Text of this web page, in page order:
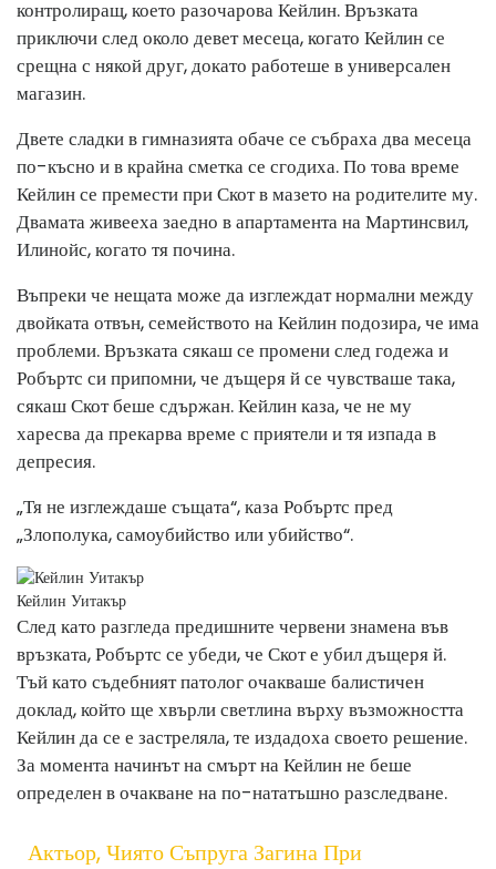
контролиращ, което разочарова Кейлин. Връзката
приключи след около девет месеца, когато Кейлин се
срещна с някой друг, докато работеше в универсален
магазин.
Двете сладки в гимназията обаче се събраха два месеца
по-късно и в крайна сметка се сгодиха. По това време
Кейлин се премести при Скот в мазето на родителите му.
Двамата живееха заедно в апартамента на Мартинсвил,
Илинойс, когато тя почина.
Въпреки че нещата може да изглеждат нормални между
двойката отвън, семейството на Кейлин подозира, че има
проблеми. Връзката сякаш се промени след годежа и
Робъртс си припомни, че дъщеря й се чувстваше така,
сякаш Скот беше сдържан. Кейлин каза, че не му
харесва да прекарва време с приятели и тя изпада в
депресия.
„Тя не изглеждаше същата“, каза Робъртс пред
„Злополука, самоубийство или убийство“.
Кейлин Уитакър
След като разгледа предишните червени знамена във
връзката, Робъртс се убеди, че Скот е убил дъщеря й.
Тъй като съдебният патолог очакваше балистичен
доклад, който ще хвърли светлина върху възможността
Кейлин да се е застреляла, те издадоха своето решение.
За момента начинът на смърт на Кейлин не беше
определен в очакване на по-нататъшно разследване.
Актьор, Чиято Съпруга Загина При